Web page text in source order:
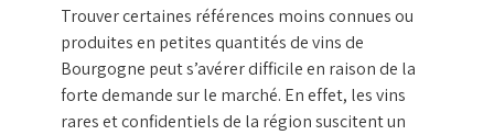
Trouver certaines références moins connues ou
produites en petites quantités de vins de
Bourgogne peut s’avérer difficile en raison de la
forte demande sur le marché. En effet, les vins
rares et confidentiels de la région suscitent un